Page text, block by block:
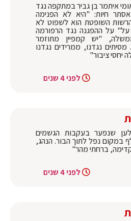
איתמר בן גביר במתקפה נגד
אסתר חיות: "היא לא הפנימה
השופטת הוא לשפוט לא
על ההפגנה נגד הרפורמה
"יש קמפיין מתוזמר
נגדנו, ממרידים נגדנו
יחסי ציבור"
לפני 4 שנים
שנפער בעקבות הגשמים
במקום נפל לתוך הבור. הנהג,
ברחתי מהר"
לפני 4 שנים